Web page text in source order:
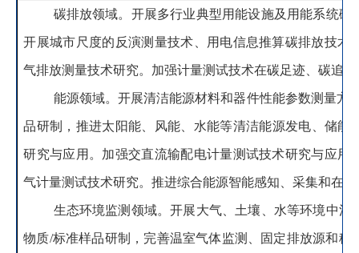
碳排放领域。 开展多行业典型用能设施及用能系统碳
开展城市尺度的反演测量技术、用电信息推算碳排放技术
气排放测量技术研究。 加强计量测试技术在碳足迹、碳追
能源领域。 开展清洁能源材料和器件性能参数测量方
品研制 ， 推进太阳能、风能、水能等清洁能源发电、储能
研究与应用。加强交直流输配电计量测试技术研究与应用
气计量测试技术研究。推进综合能源智能感知、采集和在
生态环境监测领域。开展大气、土壤、水等环境中污
物质/标准样品研制 ， 完善温室气体监测、固定排放源和移